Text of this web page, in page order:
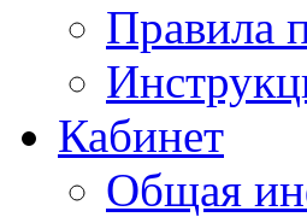
Правила
Кабинет
Общая